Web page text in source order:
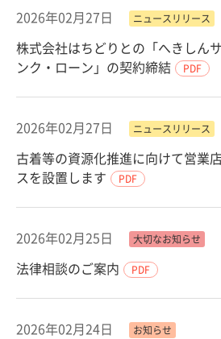
2026年02月27日 ニュースリリース
株式会社はちどりとの「へきしん
ンク・ローン」の契約締結
PDF
2026年02月27日 ニュースリリース
古着等の資源化推進に向けて営業
スを設置します
PDF
2026年02月25日 大切なお知らせ
法律相談のご案内 PDF
2026年02月24日 お知らせ